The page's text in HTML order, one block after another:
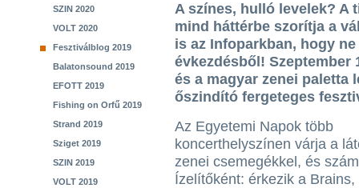
SZIN 2020
VOLT 2020
Fesztiválblog 2019
Balatonsound 2019
EFOTT 2019
Fishing on Orfű 2019
Strand 2019
Sziget 2019
SZIN 2019
VOLT 2019
A színes, hulló levelek? A
mind háttérbe szorítja a
is az Infoparkban, hogy
évkezdésből! Szeptember
és a magyar zenei paletta
őszindító fergeteges
Az Egyetemi Napok több
koncerthelyszínen várja a
zenei csemegékkel, és
Ízelítőként: érkezik a Brains,